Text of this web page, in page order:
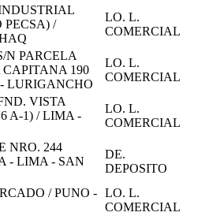
PECSA) /
LO. L.
COMERCIAL
N PARCELA
190
LURIGANCHO
LO. L.
COMERCIAL
VISTA
A-1) / LIMA -
LO. L.
COMERCIAL
NRO. 244
- LIMA - SAN
DE.
DEPOSITO
/ PUNO - LO. L.
COMERCIAL